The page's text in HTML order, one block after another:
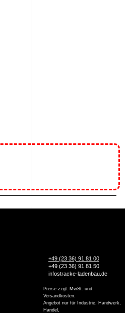
+49 (23 36) 91 81 00
+49 (23 36) 91 81 50
infostracke-ladenbau.de
Preise zzgl. MwSt. und
Versandkosten.
Angebot nur für Industrie, Handwerk,
Handel,